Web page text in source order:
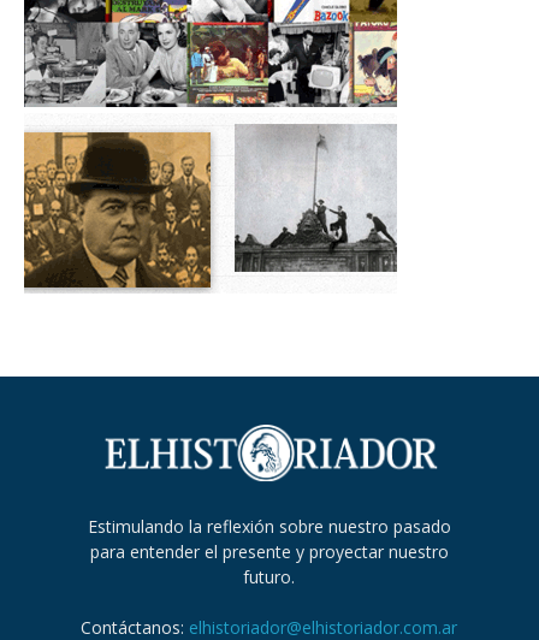
Estimulando la reflexión sobre nuestro pasado
para entender el presente y proyectar nuestro
futuro.
Contáctanos: elhistoriador@elhistoriador.com.ar